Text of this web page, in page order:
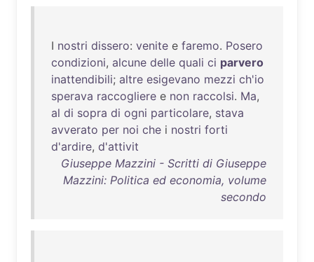
I nostri dissero: venite e faremo. Posero
condizioni, alcune delle quali ci parvero
inattendibili; altre esigevano mezzi ch'io
sperava raccogliere e non raccolsi. Ma,
al di sopra di ogni particolare, stava
avverato per noi che i nostri forti
d'ardire, d'attivit
Giuseppe Mazzini - Scritti di Giuseppe
Mazzini: Politica ed economia, volume
secondo